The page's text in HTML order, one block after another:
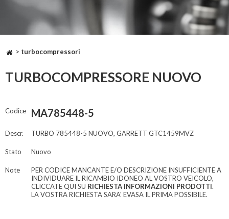
> turbocompressori
TURBOCOMPRESSORE NUOVO
Codice MA785448-5
Descr. TURBO 785448-5 NUOVO, GARRETT GTC1459MVZ
Stato Nuovo
Note
PER CODICE MANCANTE E/O DESCRIZIONE INSUFFICIENTE A
INDIVIDUARE IL RICAMBIO IDONEO AL VOSTRO VEICOLO,
CLICCATE QUI SU RICHIESTA INFORMAZIONI PRODOTTI.
LA VOSTRA RICHIESTA SARA' EVASA IL PRIMA POSSIBILE.